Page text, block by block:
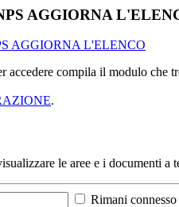
AGGIORNA
AGGIORNA L'ELENCO
accedere compila il modulo
.
le aree e i documenti a
Rimani connesso